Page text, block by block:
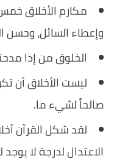
مكارم الأخلاق
وإعطاء السائل، وحسن
الخلوق من إذا
ليست الأخلاق أن
صالحاً لشيء ما.
لقد شكل القرآن
الاعتدال لدرجة لا